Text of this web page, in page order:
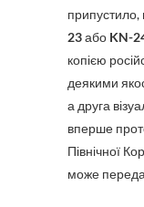
23або KN-
копією
деякими
а друга
вперше
Північної
може